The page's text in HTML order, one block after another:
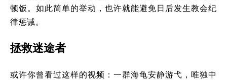
顿饭。如此简单的举动，也许就能避免日后发生教会纪
律惩诫。
拯救迷途者
或许你曾看过这样的视频：一群海龟安静游弋，唯独中